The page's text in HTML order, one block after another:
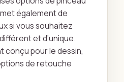
également de
si vous souhaitez
et d’unique.
conçu pour le dessin,
de retouche